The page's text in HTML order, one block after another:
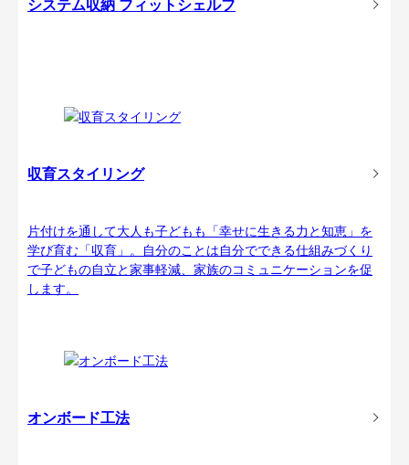
システム収納 フィットシェルフ
収育スタイリング
片付けを通して大人も子どもも「幸せに生きる力と知恵」を
学び育む「収育」。自分のことは自分でできる仕組みづくり
で子どもの自立と家事軽減、家族のコミュニケーションを促
します。
オンボード工法